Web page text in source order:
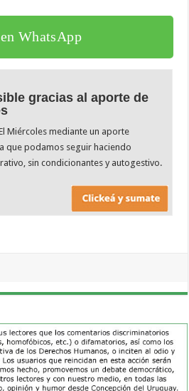
WhatsApp
gracias al aporte de
Miércoles mediante un aporte
que podamos seguir haciendo
sin condicionantes y autogestivo.